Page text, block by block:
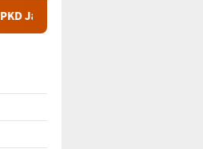
10 Wisata Gratis di Jakarta Timur